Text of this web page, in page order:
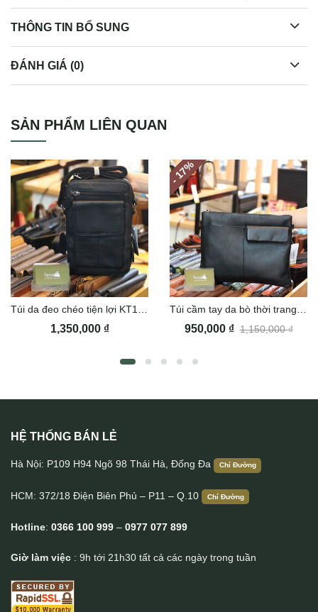
Cặp da nam Lano đeo chéo cầm tay CD43
THÔNG TIN BỔ SUNG
ĐÁNH GIÁ (0)
SẢN PHẨM LIÊN QUAN
1,350,000 ₫
- 17
%
1,150,000₫
950,000 ₫
HỆ THỐNG BÁN LẺ
Hà Nội: P109 H94 Ngõ 98 Thái Hà, Đống Đa Chỉ Đường
HCM: 372/18 Điện Biên Phủ – P11 – Q.10 Chỉ Đường
Hotline: 0366 100 999 – 0977 077 899
Giờ làm việc : 9h tới 21h30 tất cả các ngày trong tuần